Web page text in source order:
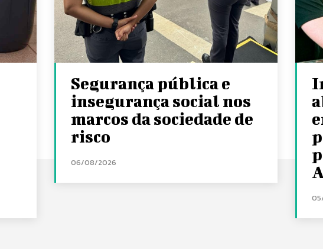
Segurança pública e
insegurança social nos
marcos da sociedade de
risco
06/08/2026